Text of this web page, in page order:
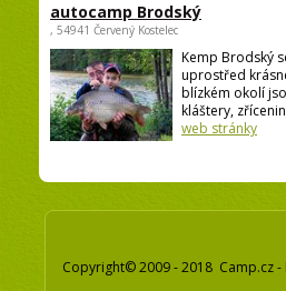
autocamp Brodský
, 54941 Červený Kostelec
Kemp Brodský
uprostřed
blízkém okolí
kláštery,
web stránky
Copyright© 2009 - 2018 Camp.cz -